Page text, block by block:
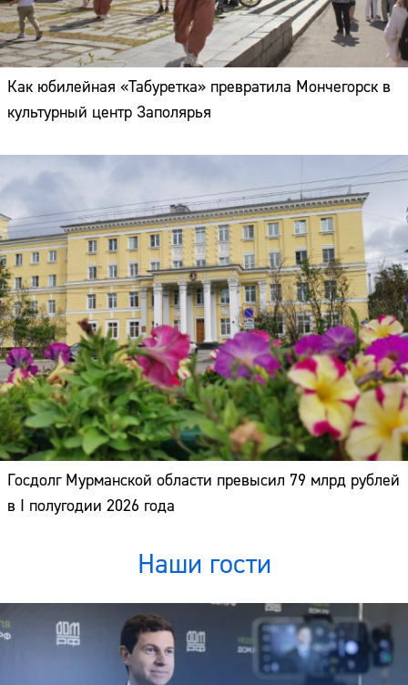
Как юбилейная «Табуретка» превратила Мончегорск в
культурный центр Заполярья
Госдолг Мурманской области превысил 79 млрд рублей
в I полугодии 2026 года
Наши гости